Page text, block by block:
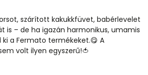
szárított kakukkfüvet, babérlevelet
is – de ha igazán harmonikus, umamis
ki a Fermato termékeket.😋 A
volt ilyen egyszerű!🍅